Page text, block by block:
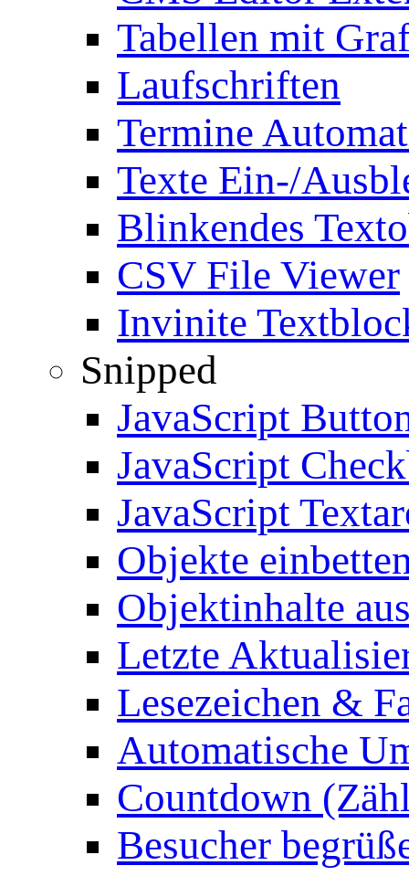
Tabellen mit
Laufschriften
Termine
Texte Ein-/
Blinkendes
CSV File Viewer
Invinite
Snipped
JavaScript
JavaScript
JavaScript
Objekte
Objektinhalte
Letzte
Lesezeichen &
Automatische
Countdown
Besucher